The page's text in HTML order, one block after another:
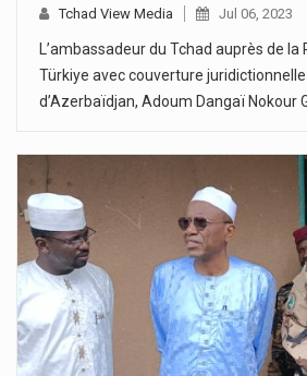
Tchad View Media Jul 06, 2023
L’ambassadeur du Tchad auprès de la
Türkiye avec couverture
d’Azerbaïdjan, Adoum Dangaï Nokour